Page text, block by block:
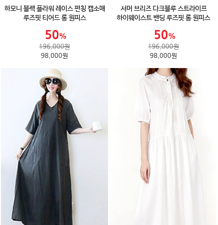
하모니 블랙 플라워 레이스 펀칭 캡소매
루즈핏 티어드 롱 원피스
196,000원
98,000원
서머 브리즈 다크블루 스트라이프
하이웨이스트 밴딩 루즈핏 롱 원피스
196,000원
98,000원